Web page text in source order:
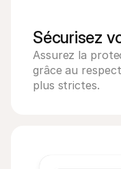
Sécurisez
Assurez la
grâce au
plus strictes.